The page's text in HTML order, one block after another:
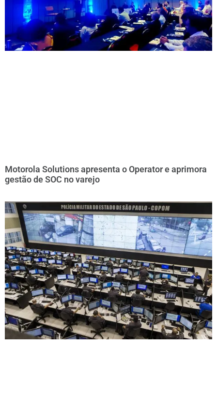
Motorola Solutions apresenta o Operator e aprimora
gestão de SOC no varejo